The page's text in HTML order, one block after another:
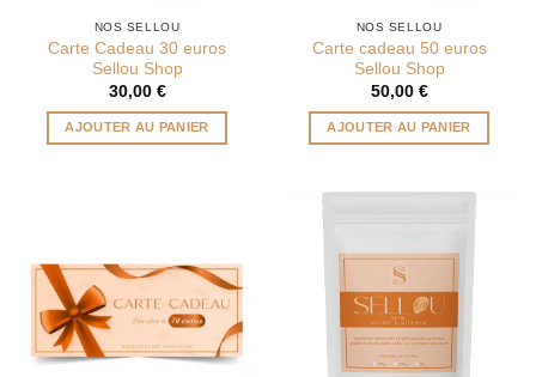
NOS SELLOU
Carte Cadeau 30 euros
Sellou Shop
30,00 €
AJOUTER AU PANIER
NOS SELLOU
Carte cadeau 50 euros
Sellou Shop
50,00 €
AJOUTER AU PANIER